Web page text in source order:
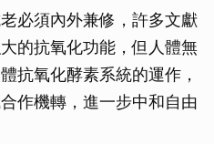
必須內外兼修，許多文獻
的抗氧化功能，但人體無
抗氧化酵素系統的運作，
作機轉，進一步中和自由